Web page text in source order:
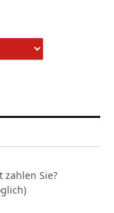
zahlen Sie?